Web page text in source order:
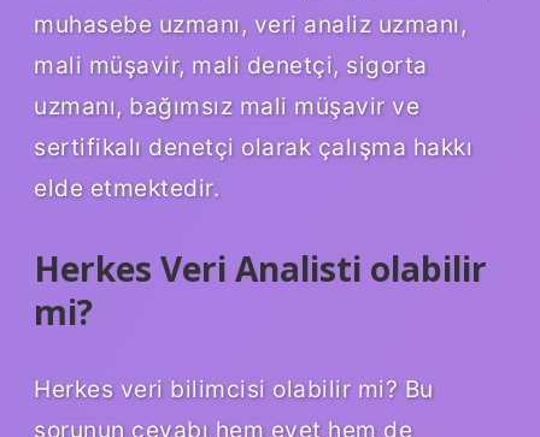
muhasebe uzmanı, veri analiz uzmanı,
mali müşavir, mali denetçi, sigorta
uzmanı, bağımsız mali müşavir ve
sertifikalı denetçi olarak çalışma hakkı
elde etmektedir.
Herkes Veri Analisti olabilir
mi?
Herkes veri bilimcisi olabilir mi? Bu
sorunun cevabı hem evet hem de